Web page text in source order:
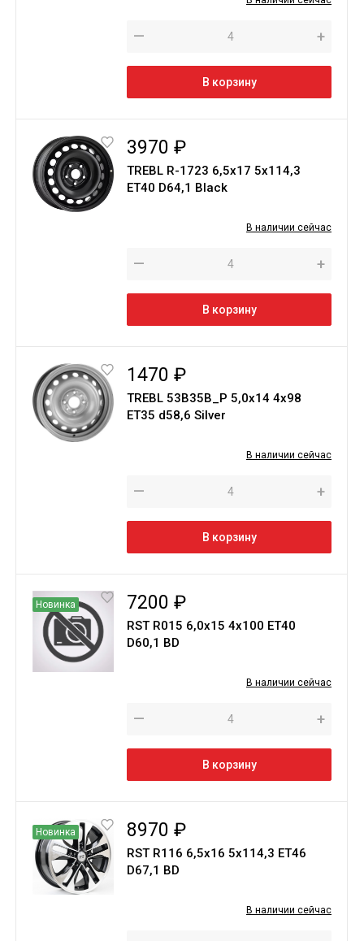
— +
В корзину
3970 ₽
TREBL R-1723 6,5х17 5х114,3
ЕТ40 D64,1 Black
В наличии сейчас
— +
В корзину
1470 ₽
TREBL 53B35B_P 5,0х14 4х98
ЕТ35 d58,6 Silver
В наличии сейчас
— +
В корзину
Новинка 7200 ₽
RST R015 6,0х15 4х100 ЕТ40
D60,1 BD
В наличии сейчас
— +
В корзину
Новинка 8970 ₽
RST R116 6,5x16 5x114,3 ET46
D67,1 BD
В наличии сейчас